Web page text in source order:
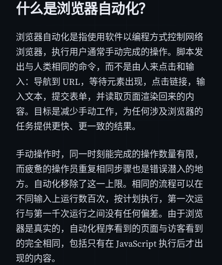
什么是浏览器自动化？
浏览器自动化是指使用软件以编程方式控制网络
浏览器，执行用户通常手动完成的操作。脚本发
出与人类相同的命令，而不是由人来点击和输
入：导航到 URL，等待元素出现，点击链接，输
入文本，提交表单，并读取页面渲染回来的内
容。目标是减少手动工作，为任何涉及浏览器的
任务提供更快、更一致的结果。
手动操作时，同一时刻能完成的操作数量有限，
而疲惫的操作员重复相同步骤也是错误潜入的地
方。自动化移除了这一上限。相同的流程可以在
不同输入上运行数百次，按计划执行，第一次运
行与第一千次运行之间没有任何偏差。由于浏览
器是真实的，自动化程序看到的页面与访客看到
的完全相同，包括只有在 JavaScript 执行后才出
现的内容。